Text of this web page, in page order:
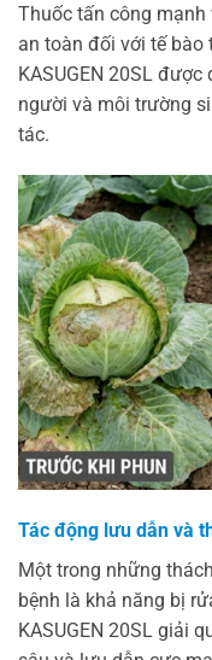
Thuốc tấn công
an toàn đối với tế bào
KASUGEN 20SL
người và môi trường
tác.
Tác động lưu dẫn và
Một trong những
bệnh là khả năng bị
KASUGEN 20SL giải